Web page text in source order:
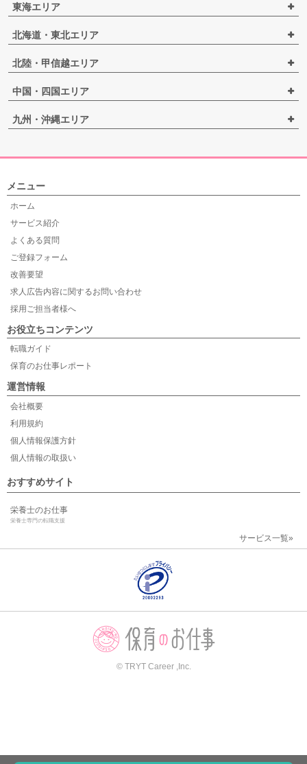
東海エリア
北海道・東北エリア
北陸・甲信越エリア
中国・四国エリア
九州・沖縄エリア
メニュー
ホーム
サービス紹介
よくある質問
ご登録フォーム
改善要望
求人広告内容に関するお問い合わせ
採用ご担当者様へ
お役立ちコンテンツ
転職ガイド
保育のお仕事レポート
運営情報
会社概要
利用規約
個人情報保護方針
個人情報の取扱い
おすすめサイト
栄養士のお仕事
栄養士専門の転職支援
サービス一覧»
© TRYT Career ,Inc.